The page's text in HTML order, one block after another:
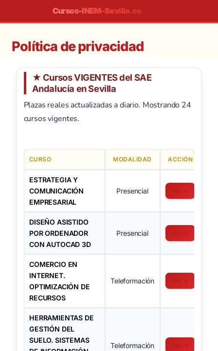
Cursos-INEM-Sevilla.es
Política de privacidad
★ Cursos VIGENTES del SAE
Andalucía en Sevilla
Plazas reales actualizadas a diario. Mostrando 24
cursos vigentes.
CURSO MODALIDAD ACCIÓN
ESTRATEGIA Y
COMUNICACIÓN
EMPRESARIAL
Presencial
DISEÑO ASISTIDO
POR ORDENADOR
CON AUTOCAD 3D
Presencial
COMERCIO EN
INTERNET.
OPTIMIZACIÓN DE
RECURSOS
Teleformación
HERRAMIENTAS DE
GESTIÓN DEL
SUELO. SISTEMAS
Teleformación